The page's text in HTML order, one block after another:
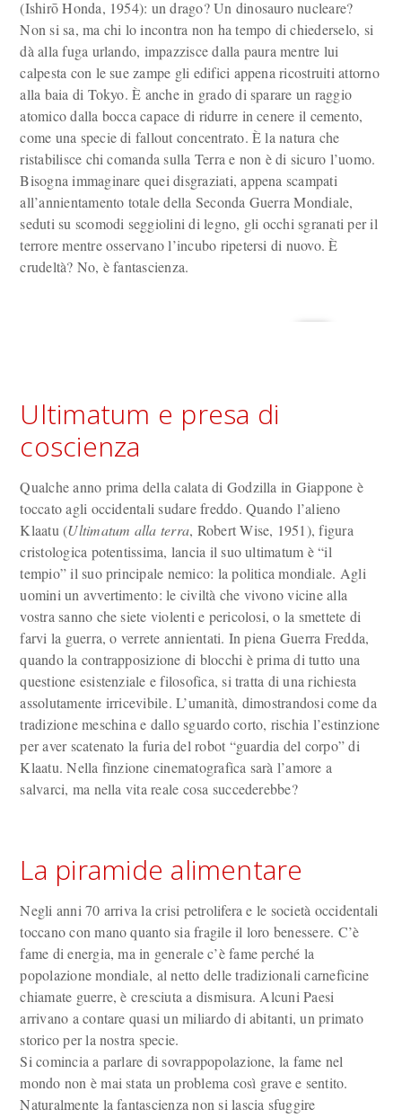
(Ishirō Honda, 1954): un drago? Un dinosauro nucleare?
Non si sa, ma chi lo incontra non ha tempo di chiederselo, si
dà alla fuga urlando, impazzisce dalla paura mentre lui
calpesta con le sue zampe gli edifici appena ricostruiti attorno
alla baia di Tokyo. È anche in grado di sparare un raggio
atomico dalla bocca capace di ridurre in cenere il cemento,
come una specie di fallout concentrato. È la natura che
ristabilisce chi comanda sulla Terra e non è di sicuro l’uomo.
Bisogna immaginare quei disgraziati, appena scampati
all’annientamento totale della Seconda Guerra Mondiale,
seduti su scomodi seggiolini di legno, gli occhi sgranati per il
terrore mentre osservano l’incubo ripetersi di nuovo. È
crudeltà? No, è fantascienza.
Ultimatum e presa di
coscienza
Qualche anno prima della calata di Godzilla in Giappone è
toccato agli occidentali sudare freddo. Quando l’alieno
Klaatu (Ultimatum alla terra, Robert Wise, 1951), figura
cristologica potentissima, lancia il suo ultimatum è “il
tempio” il suo principale nemico: la politica mondiale. Agli
uomini un avvertimento: le civiltà che vivono vicine alla
vostra sanno che siete violenti e pericolosi, o la smettete di
farvi la guerra, o verrete annientati. In piena Guerra Fredda,
quando la contrapposizione di blocchi è prima di tutto una
questione esistenziale e filosofica, si tratta di una richiesta
assolutamente irricevibile. L’umanità, dimostrandosi come da
tradizione meschina e dallo sguardo corto, rischia l’estinzione
per aver scatenato la furia del robot “guardia del corpo” di
Klaatu. Nella finzione cinematografica sarà l’amore a
salvarci, ma nella vita reale cosa succederebbe?
La piramide alimentare
Negli anni 70 arriva la crisi petrolifera e le società occidentali
toccano con mano quanto sia fragile il loro benessere. C’è
fame di energia, ma in generale c’è fame perché la
popolazione mondiale, al netto delle tradizionali carneficine
chiamate guerre, è cresciuta a dismisura. Alcuni Paesi
arrivano a contare quasi un miliardo di abitanti, un primato
storico per la nostra specie.
Si comincia a parlare di sovrappopolazione, la fame nel
mondo non è mai stata un problema così grave e sentito.
Naturalmente la fantascienza non si lascia sfuggire